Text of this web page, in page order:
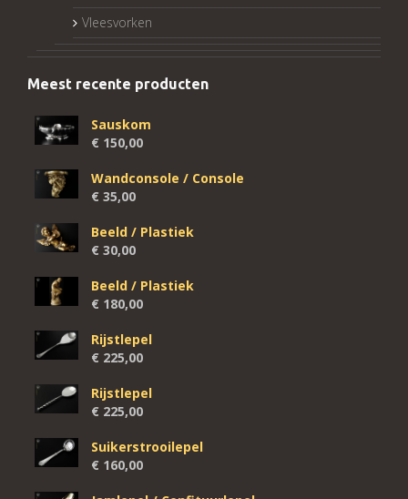
Vleesvorken
Meest recente producten
Sauskom
€ 150,00
Wandconsole / Console
€ 35,00
Beeld / Plastiek
€ 30,00
Beeld / Plastiek
€ 180,00
Rijstlepel
€ 225,00
Rijstlepel
€ 225,00
Suikerstrooilepel
€ 160,00